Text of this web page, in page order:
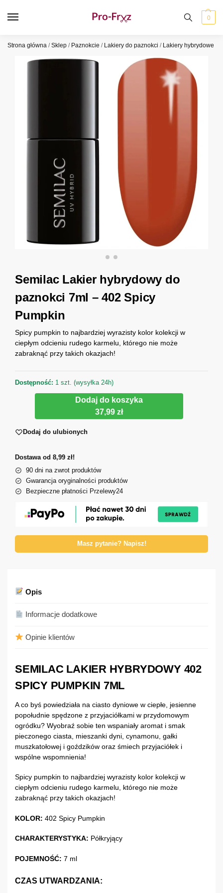
0
Strona główna /Sklep / Paznokcie / Lakiery do paznokci / Lakiery hybrydowe
Semilac Lakier hybrydowy do
paznokci 7ml – 402 Spicy
Pumpkin
Spicy pumpkin to najbardziej wyrazisty kolor kolekcji w
ciepłym odcieniu rudego karmelu, którego nie może
zabraknąć przy takich okazjach!
Dostępność: 1 szt. (wysyłka 24h)
Dodaj do koszyka
37,99 zł
Dodaj do ulubionych
Dostawa od 8,99 zł!
90 dni na zwrot produktów
Gwarancja oryginalności produktów
Bezpieczne płatności Przelewy24
Masz pytanie? Napisz!
Opis
Informacje dodatkowe
Opinie klientów
SEMILAC LAKIER HYBRYDOWY 402
SPICY PUMPKIN 7ML
A co byś powiedziała na ciasto dyniowe w ciepłe, jesienne
popołudnie spędzone z przyjaciółkami w przydomowym
ogródku? Wyobraź sobie ten wspaniały aromat i smak
pieczonego ciasta, mieszanki dyni, cynamonu, gałki
muszkatołowej i goździków oraz śmiech przyjaciółek i
wspólne wspomnienia!
Spicy pumpkin to najbardziej wyrazisty kolor kolekcji w
ciepłym odcieniu rudego karmelu, którego nie może
zabraknąć przy takich okazjach!
KOLOR: 402 Spicy Pumpkin
CHARAKTERYSTYKA: Półkryjący
POJEMNOŚĆ: 7 ml
CZAS UTWARDZANIA: